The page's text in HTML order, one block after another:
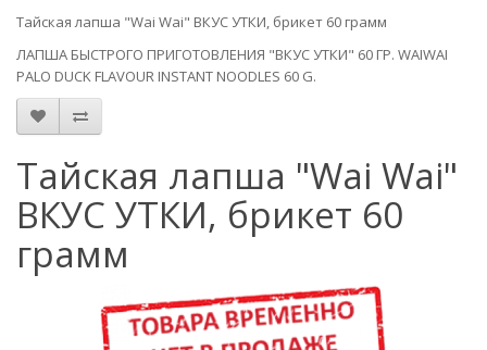
Тайская лапша "Wai Wai" ВКУС УТКИ, брикет 60 грамм
ЛАПША БЫСТРОГО ПРИГОТОВЛЕНИЯ "ВКУС УТКИ" 60 ГР. WAIWAI
PALO DUCK FLAVOUR INSTANT NOODLES 60 G.
Тайская лапша "Wai Wai"
ВКУС УТКИ, брикет 60
грамм